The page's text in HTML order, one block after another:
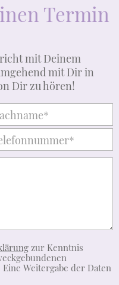
Termin
mit Deinem
mit Dir in
Dir zu hören!
zur Kenntnis
Weitergabe der Daten